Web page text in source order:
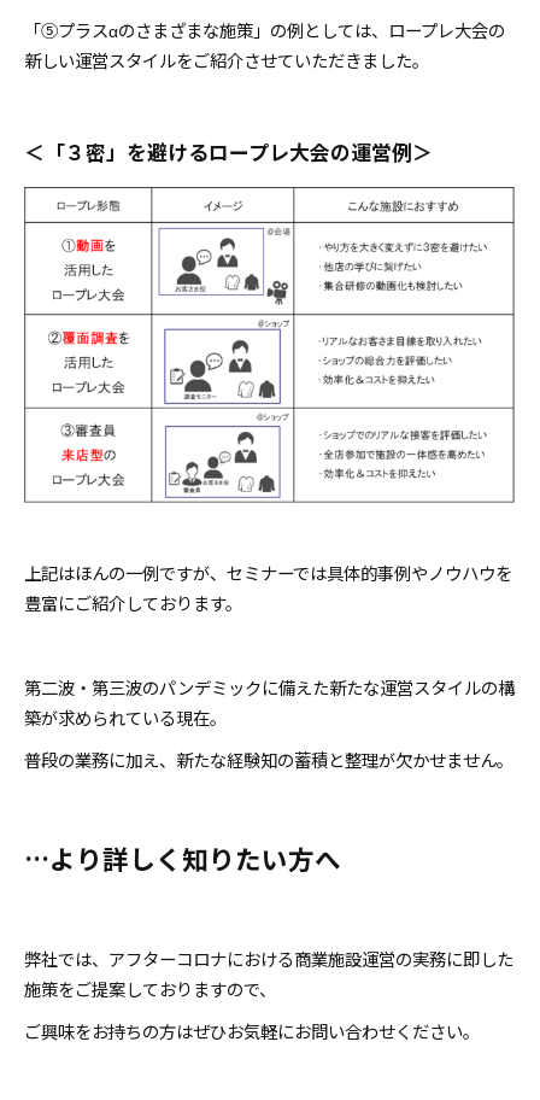
「⑤プラスαのさまざまな施策」の例としては、ロープレ大会の
新しい運営スタイルをご紹介させていただきました。
＜「３密」を避けるロープレ大会の運営例＞
上記はほんの一例ですが、セミナーでは具体的事例やノウハウを
豊富にご紹介しております。
第二波・第三波のパンデミックに備えた新たな運営スタイルの構
築が求められている現在。
普段の業務に加え、新たな経験知の蓄積と整理が欠かせません。
…より詳しく知りたい方へ
弊社では、アフターコロナにおける商業施設運営の実務に即した
施策をご提案しておりますので、
ご興味をお持ちの方はぜひお気軽にお問い合わせください。